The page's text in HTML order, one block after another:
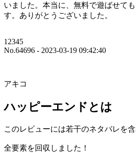
いました。本当に、無料で遊ばせて
す。ありがとうございました。
12345
No.64696 - 2023-03-19 09:42:40
アキコ
ハッピーエンドとは
このレビューには若干のネタバレを含
全要素を回収しました！